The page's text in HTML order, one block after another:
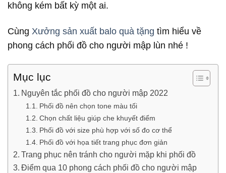
không kém bất kỳ một ai.
Cùng Xưởng sản xuất balo quà tặng tìm hiểu về
phong cách phối đồ cho người mập lùn nhé !
Mục lục
Nguyên tắc phối đồ cho người mập 2022
Phối đồ nên chọn tone màu tối
Chọn chất liệu giúp che khuyết điểm
Phối đồ với size phù hợp với số đo cơ thể
Phối đồ với họa tiết trang phục đơn giản
Trang phục nên tránh cho người mặp khi phối đồ
Điểm qua 10 phong cách phối đồ cho người mập